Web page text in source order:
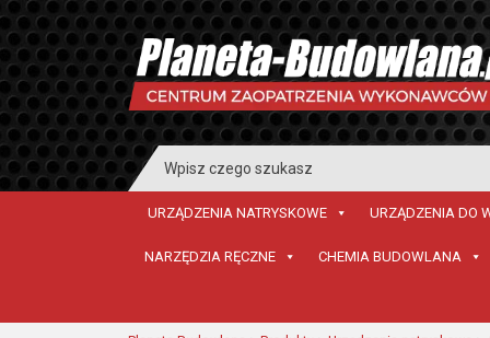
Search
for:
URZĄDZENIA NATRYSKOWE URZĄDZENIA DO
NARZĘDZIA RĘCZNE CHEMIA BUDOWLANA